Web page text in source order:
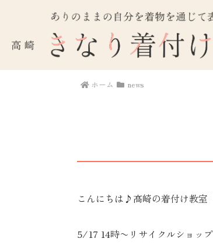
ホーム news
こんにちは♪高崎の着付け教室
5/17 14時〜リサイクルショッ